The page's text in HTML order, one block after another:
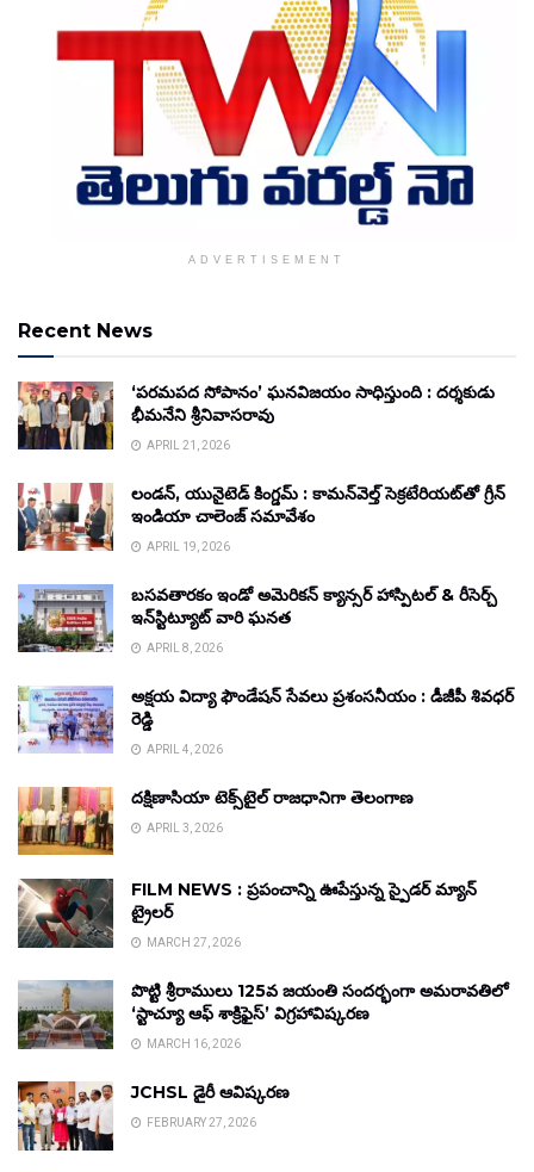
ADVERTISEMENT
Recent News
‘పరమపద సోపానం’ ఘనవిజయం సాధిస్తుంది : దర్శకుడు
భీమనేని శ్రీనివాసరావు
APRIL 21, 2026
లండన్, యునైటెడ్ కింగ్డమ్ : కామన్‌వెల్త్ సెక్రటేరియట్‌తో గ్రీన్
ఇండియా చాలెంజ్ సమావేశం
APRIL 19, 2026
బసవతారకం ఇండో అమెరికన్ క్యాన్సర్ హాస్పిటల్ & రీసెర్చ్
ఇన్‌స్టిట్యూట్ వారి ఘనత
APRIL 8, 2026
అక్షయ విద్యా ఫౌండేషన్ సేవలు ప్రశంసనీయం : డీజీపీ శివధర్
రెడ్డి
APRIL 4, 2026
దక్షిణాసియా టెక్స్‌టైల్ రాజధానిగా తెలంగాణ
APRIL 3, 2026
FILM NEWS : ప్రపంచాన్ని ఊపేస్తున్న స్పైడర్ మ్యాన్
ట్రైలర్
MARCH 27, 2026
పొట్టి శ్రీరాములు 125వ జయంతి సందర్భంగా అమరావతిలో
‘స్టాచ్యూ ఆఫ్ శాక్రిఫైస్’ విగ్రహావిష్కరణ
MARCH 16, 2026
JCHSL డైరీ ఆవిష్కరణ
FEBRUARY 27, 2026